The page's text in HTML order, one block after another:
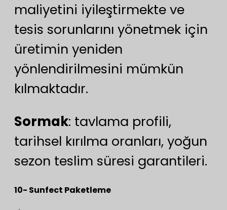
maliyetini iyileştirmekte ve
tesis sorunlarını yönetmek için
üretimin yeniden
yönlendirilmesini mümkün
kılmaktadır.
Sormak: tavlama profili,
tarihsel kırılma oranları, yoğun
sezon teslim süresi garantileri.
10- Sunfect Paketleme